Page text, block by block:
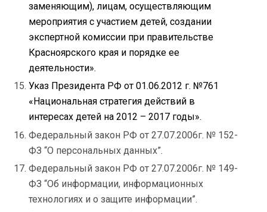
заменяющим), лицам, осуществляющим
мероприятия с участием детей, создании
экспертной комиссии при правительстве
Красноярского края и порядке ее
деятельности».
Указ Президента РФ от 01.06.2012 г. №761
«Национальная стратегия действий в
интересах детей на 2012 – 2017 годы».
Федеральный закон РФ от 27.07.2006г. № 152-
ФЗ “О персональных данных”.
Федеральный закон РФ от 27.07.2006г. № 149-
ФЗ “Об информации, информационных
технологиях и о защите информации”.